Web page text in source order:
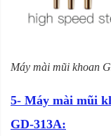
Máy mài mũi khoan
5- Máy mài mũi
GD-313A: